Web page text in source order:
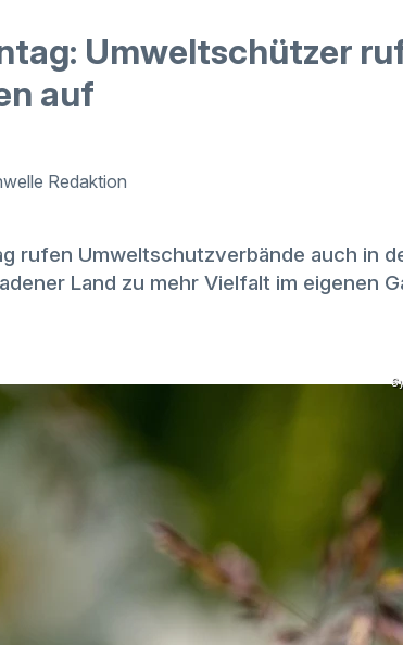
Umweltschützer
auf
Redaktion
rufen Umweltschutzverbände auch in
Land zu mehr Vielfalt im eigenen